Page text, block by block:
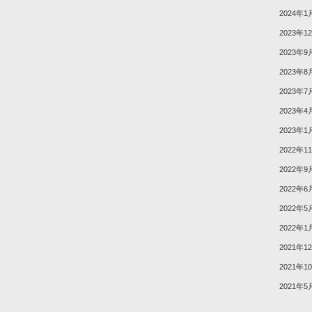
2024年1
2023年
2023年9
2023年8
2023年7
2023年4
2023年1
2022年
2022年9
2022年6
2022年5
2022年1
2021年
2021年
2021年5